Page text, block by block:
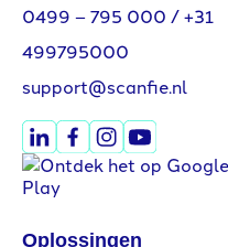
0499 – 795 000 /+31
499795000
support@scanfie.nl
Oplossingen